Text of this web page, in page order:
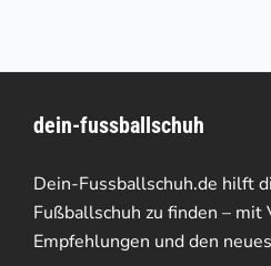
auf.
Die
Optionen
können
dein-fussballschuh
Dein-Fussballschuh.de hilft
Fußballschuh zu finden – mit
Empfehlungen und den